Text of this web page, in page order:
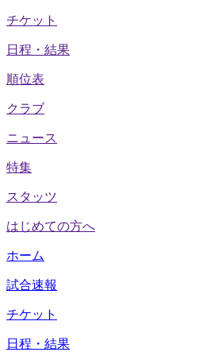
チケット
日程・結果
順位表
クラブ
ニュース
特集
スタッツ
はじめての方へ
ホーム
試合速報
チケット
日程・結果